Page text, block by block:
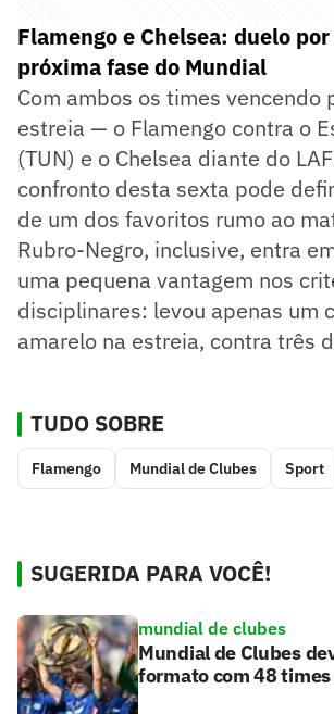
Flamengo e Chelsea: duelo
próxima fase do Mundial
Com ambos os times vencendo
estreia — o Flamengo contra o
(TUN) e o Chelsea diante do
confronto desta sexta pode
de um dos favoritos rumo ao
Rubro-Negro, inclusive, entra
uma pequena vantagem nos
disciplinares: levou apenas um
amarelo na estreia, contra três
TUDO SOBRE
Flamengo Mundial de Clubes Sport
SUGERIDA PARA VOCÊ!
mundial de clubes
Mundial de Clubes
formato com 48